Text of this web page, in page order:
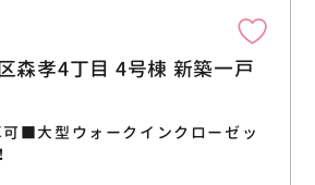
森孝4丁目 4号棟 新築一戸
■大型ウォークインクローゼッ